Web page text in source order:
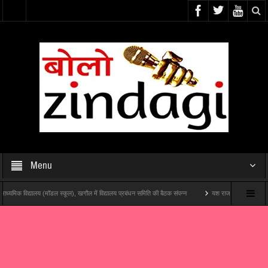
Menu
(मॉडल स्कूल), खगौल में विद्यालय प्रबंधन समिति की बैठक संपन्न यश राज फिल्म्स और पोशम पा पिक्चर्स की